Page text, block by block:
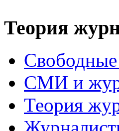
Теория
СМИ и
Теория